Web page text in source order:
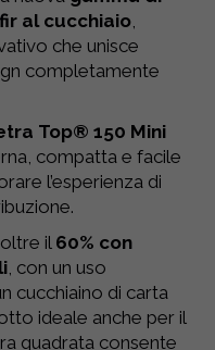
al cucchiaio
che unisce
completamente
Top® 150 Mini
compatta e facile
l’esperienza di
il 60% con
, con un uso
cucchiaino di carta
ideale anche per il
quadrata consente